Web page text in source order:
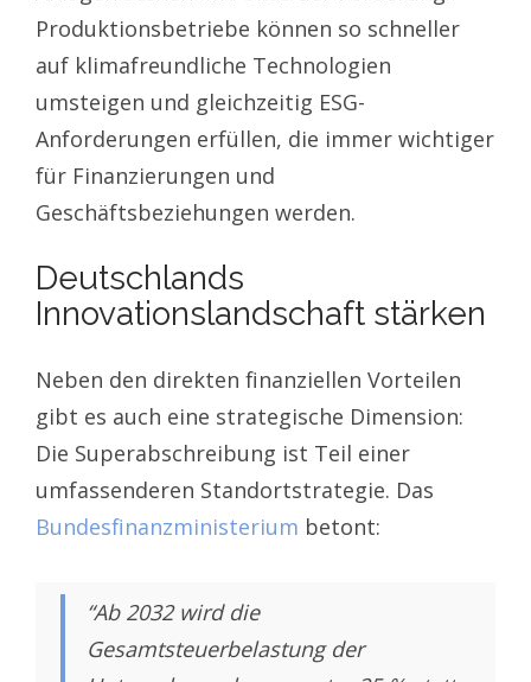
Produktionsbetriebe können so schneller
auf klimafreundliche Technologien
umsteigen und gleichzeitig ESG-
Anforderungen erfüllen, die immer wichtiger
für Finanzierungen und
Geschäftsbeziehungen werden.
Deutschlands
Innovationslandschaft stärken
Neben den direkten finanziellen Vorteilen
gibt es auch eine strategische Dimension:
Die Superabschreibung ist Teil einer
umfassenderen Standortstrategie. Das
Bundesfinanzministerium betont:
“Ab 2032 wird die
Gesamtsteuerbelastung der